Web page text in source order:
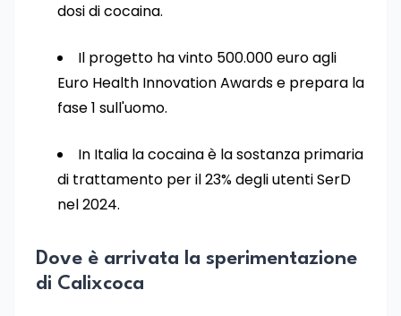
dosi di cocaina.
Il progetto ha vinto 500.000 euro agli
Euro Health Innovation Awards e prepara la
fase 1 sull'uomo.
In Italia la cocaina è la sostanza primaria
di trattamento per il 23% degli utenti SerD
nel 2024.
Dove è arrivata la sperimentazione
di Calixcoca